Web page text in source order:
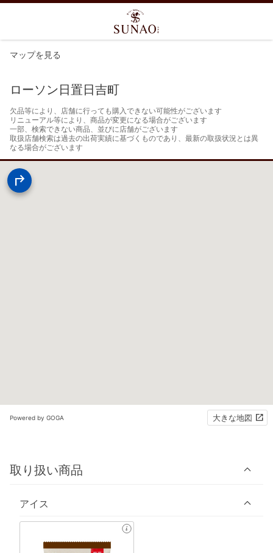
マップを見る
ローソン日置日吉町
欠品等により、店舗に行っても購入できない可能性がございます
リニューアル等により、商品が変更になる場合がございます
一部、検索できない商品、並びに店舗がございます
取扱店舗検索は過去の出荷実績に基づくものであり、最新の取扱状況とは異
なる場合がございます
Powered by GOGA 大きな地図
取り扱い商品
アイス